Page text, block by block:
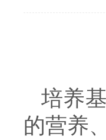
培养
的营养